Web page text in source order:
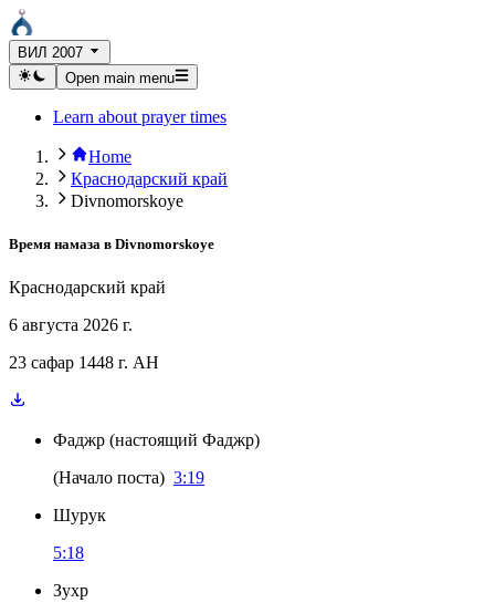
ВИЛ 2007
Open main menu
Learn about prayer times
Home
Краснодарский край
Divnomorskoye
Время намаза в Divnomorskoye
Краснодарский край
6 августа 2026 г.
23 сафар 1448 г. AH
Фаджр (настоящий Фаджр)
(Начало поста) 3:19
Шурук
5:18
Зухр